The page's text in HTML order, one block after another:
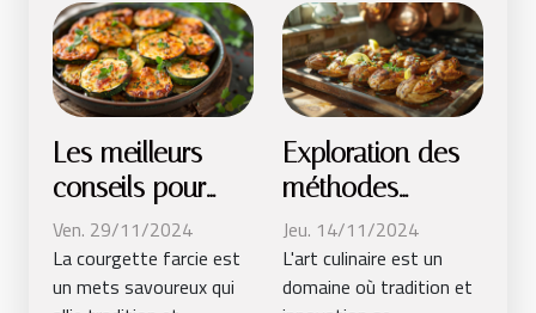
Les meilleurs
conseils pour
réussir des
courgettes
farcies au
Ven. 29/11/2024
La courgette farcie est
un mets savoureux qui
Exploration des
méthodes
traditionnelles de
cuisson des
cuisses de
Jeu. 14/11/2024
L'art culinaire est un
domaine où tradition et